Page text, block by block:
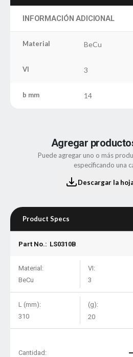
INFORMACIÓN ADICIONAL
Material BeCu
VI 3
b mm 14
Agregar
Puede agregar uno o más
especificando una
Descargar la
Product Specs
Part No.: LS0310B
Material:
BeCu
VI:
3
L (mm):
310
(g):
20
Cantidad: